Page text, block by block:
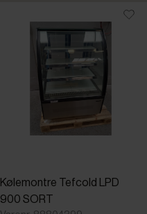
Kølemontre Tefcold LPD
900 SORT